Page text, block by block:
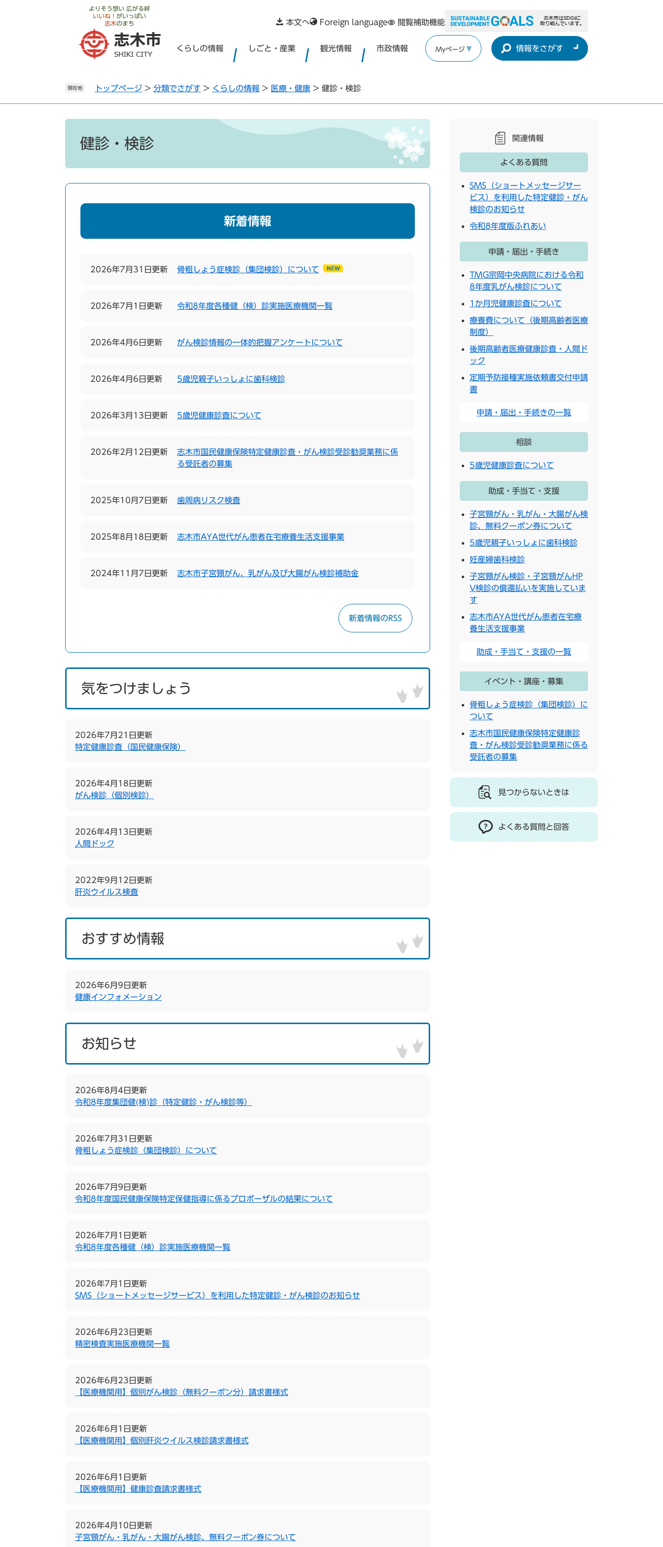
よりそう想い 広がる絆
いいね！ がいっぱい
志木のまち 本文へ Foreign language 閲覧補助機能
くらしの情報 しごと・産業 観光情報 市政情報 Myページ 情報をさがす
現在地 トップページ > 分類でさがす > くらしの情報 > 医療・健康 > 健診・検診
健診・検診
新着情報
2026年7月31日更新 骨粗しょう症検診（集団検診）について
2026年7月1日更新 令和8年度各種健（検）診実施医療機関一覧
2026年4月6日更新 がん検診情報の一体的把握アンケートについて
2026年4月6日更新 5歳児親子いっしょに歯科検診
2026年3月13日更新 5歳児健康診査について
2026年2月12日更新
志木市国民健康保険特定健康診査・がん検診受診勧奨業務に係
る受託者の募集
2025年10月7日更新 歯周病リスク検査
2025年8月18日更新 志木市AYA世代がん患者在宅療養生活支援事業
2024年11月7日更新 志木市子宮頸がん、乳がん及び大腸がん検診補助金
新着情報のRSS
気をつけましょう
2026年7月21日更新
特定健康診査（国民健康保険）
2026年4月18日更新
がん検診（個別検診）
2026年4月13日更新
人間ドック
2022年9月12日更新
肝炎ウイルス検査
おすすめ情報
2026年6月9日更新
健康インフォメーション
お知らせ
2026年8月4日更新
令和8年度集団健(検)診（特定健診・がん検診等）
2026年7月31日更新
骨粗しょう症検診（集団検診）について
2026年7月9日更新
令和8年度国民健康保険特定保健指導に係るプロポーザルの結果について
2026年7月1日更新
令和8年度各種健（検）診実施医療機関一覧
2026年7月1日更新
SMS（ショートメッセージサービス）を利用した特定健診・がん検診のお知らせ
2026年6月23日更新
精密検査実施医療機関一覧
2026年6月23日更新
【医療機関用】個別がん検診（無料クーポン分）請求書様式
2026年6月1日更新
【医療機関用】個別肝炎ウイルス検診請求書様式
2026年6月1日更新
【医療機関用】健康診査請求書様式
2026年4月10日更新
子宮頸がん・乳がん・大腸がん検診、無料クーポン券について
関連情報
よくある質問
SMS（ショートメッセージサー
ビス）を利用した特定健診・がん
検診のお知らせ
令和8年度版ふれあい
申請・届出・手続き
TMG宗岡中央病院における令和
8年度乳がん検診について
1か月児健康診査について
療養費について（後期高齢者医療
制度）
後期高齢者医療健康診査・人間ド
ック
定期予防接種実施依頼書交付申請
書
申請・届出・手続きの一覧
相談
5歳児健康診査について
助成・手当て・支援
子宮頸がん・乳がん・大腸がん検
診、無料クーポン券について
5歳児親子いっしょに歯科検診
妊産婦歯科検診
子宮頸がん検診・子宮頸がんHP
V検診の償還払いを実施していま
す
志木市AYA世代がん患者在宅療
養生活支援事業
助成・手当て・支援の一覧
イベント・講座・募集
骨粗しょう症検診（集団検診）に
ついて
志木市国民健康保険特定健康診
査・がん検診受診勧奨業務に係る
受託者の募集
見つからないときは
よくある質問と回答